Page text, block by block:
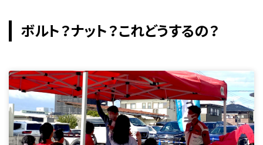
ボルト？ナット？これどうするの？